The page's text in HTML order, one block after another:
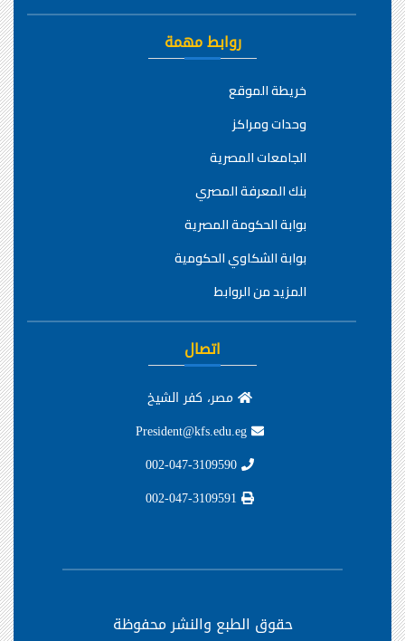
روابط مهمة
خريطة الموقع
وحدات ومراكز
الجامعات المصرية
بنك المعرفة المصري
بوابة الحكومة المصرية
بوابة الشكاوي الحكومية
المزيد من الروابط
اتصال
مصر، كفر الشيخ
حقوق الطبع والنشر محفوظة